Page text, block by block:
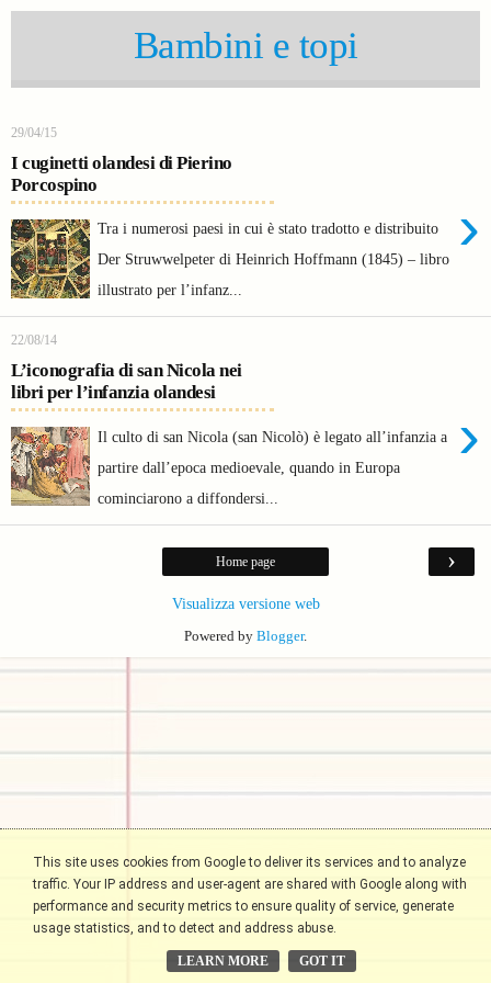
Bambini e topi
29/04/15
I cuginetti olandesi di Pierino
Porcospino
›
Tra i numerosi paesi in cui è stato tradotto e distribuito
Der Struwwelpeter di Heinrich Hoffmann (1845) – libro
illustrato per l’infanz...
22/08/14
L’iconografia di san Nicola nei
libri per l’infanzia olandesi
›
Il culto di san Nicola (san Nicolò) è legato all’infanzia a
partire dall’epoca medioevale, quando in Europa
cominciarono a diffondersi...
›
Home page
Visualizza versione web
Powered by Blogger.
This site uses cookies from Google to deliver its services and to analyze
traffic. Your IP address and user-agent are shared with Google along with
performance and security metrics to ensure quality of service, generate
usage statistics, and to detect and address abuse.
LEARN MORE GOT IT